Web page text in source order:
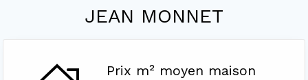
JEAN MONNET
Prix m² moyen maison